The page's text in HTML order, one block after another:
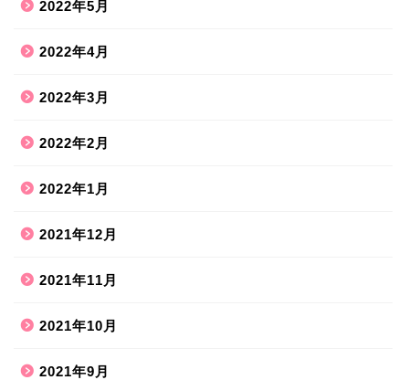
2022年5月
2022年4月
2022年3月
2022年2月
2022年1月
2021年12月
2021年11月
2021年10月
2021年9月